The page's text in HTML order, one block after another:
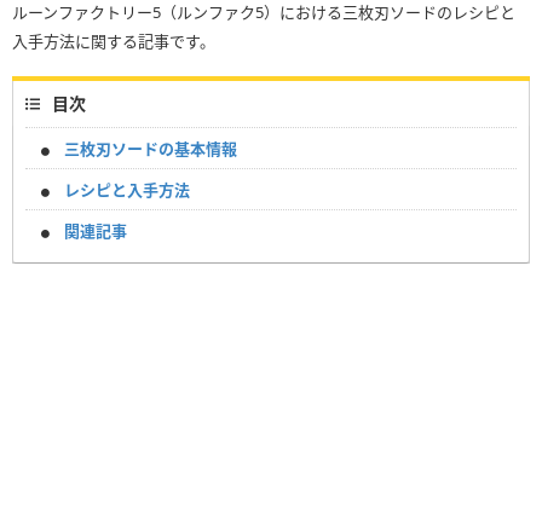
ルーンファクトリー5（ルンファク5）における三枚刃ソードのレシピと
入手方法に関する記事です。
目次
三枚刃ソードの基本情報
レシピと入手方法
関連記事